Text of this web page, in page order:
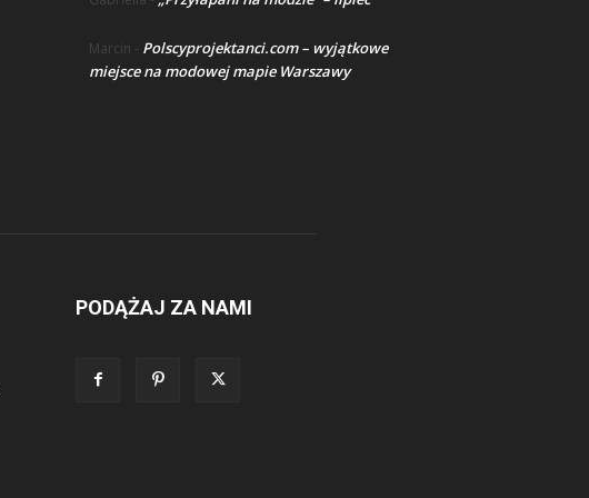
Marcin - Polscyprojektanci.com – wyjątkowe
miejsce na modowej mapie Warszawy
PODĄŻAJ ZA NAMI